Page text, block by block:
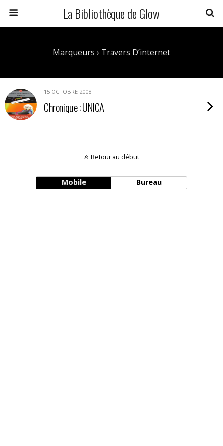
La Bibliothèque de Glow
Marqueurs › Travers D’internet
15 OCTOBRE 2008
Chronique : UNICA
Retour au début
Mobile Bureau